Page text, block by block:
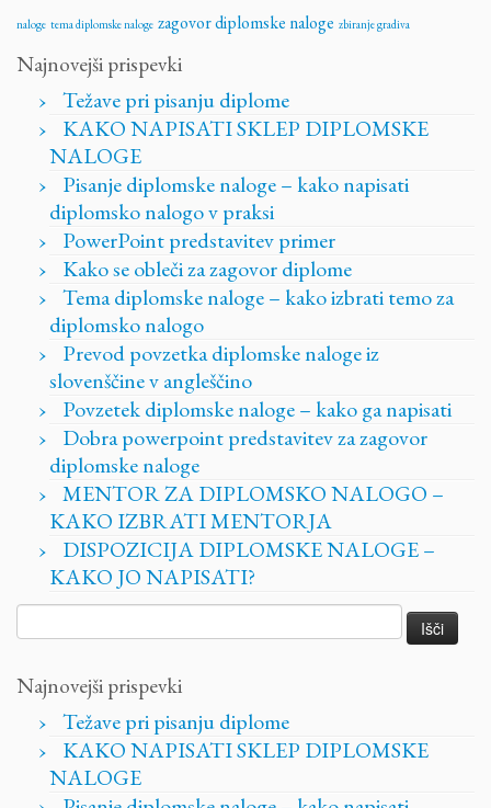
naloge tema diplomske naloge zagovor diplomske naloge zbiranje gradiva
Najnovejši prispevki
Težave pri pisanju diplome
KAKO NAPISATI SKLEP DIPLOMSKE
NALOGE
Pisanje diplomske naloge – kako napisati
diplomsko nalogo v praksi
PowerPoint predstavitev primer
Kako se obleči za zagovor diplome
Tema diplomske naloge – kako izbrati temo za
diplomsko nalogo
Prevod povzetka diplomske naloge iz
slovenščine v angleščino
Povzetek diplomske naloge – kako ga napisati
Dobra powerpoint predstavitev za zagovor
diplomske naloge
MENTOR ZA DIPLOMSKO NALOGO –
KAKO IZBRATI MENTORJA
DISPOZICIJA DIPLOMSKE NALOGE –
KAKO JO NAPISATI?
Najnovejši prispevki
Težave pri pisanju diplome
KAKO NAPISATI SKLEP DIPLOMSKE
NALOGE